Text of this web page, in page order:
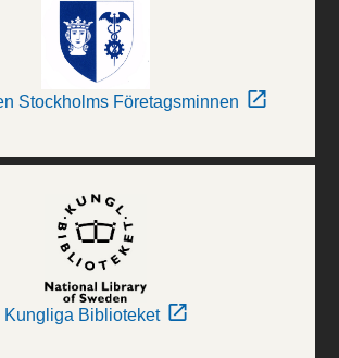
Stockholms Företagsminnen
Kungliga Biblioteket